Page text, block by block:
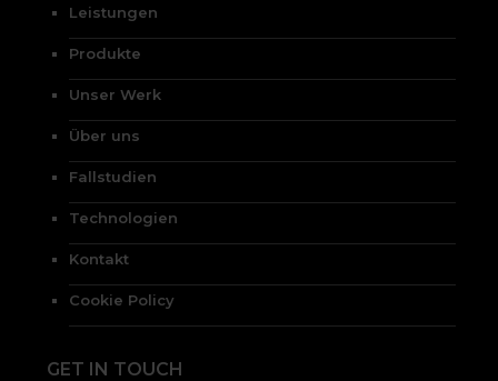
Leistungen
Produkte
Unser Werk
Über uns
Fallstudien
Technologien
Kontakt
Cookie Policy
GET IN TOUCH